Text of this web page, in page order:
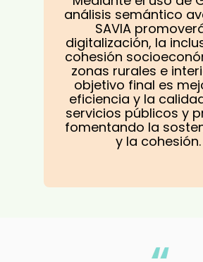
análisis semántico
SAVIA
digitalización, la
cohesión
zonas rurales e
objetivo final es
eficiencia y la
servicios públicos y
fomentando la
y la cohesión.